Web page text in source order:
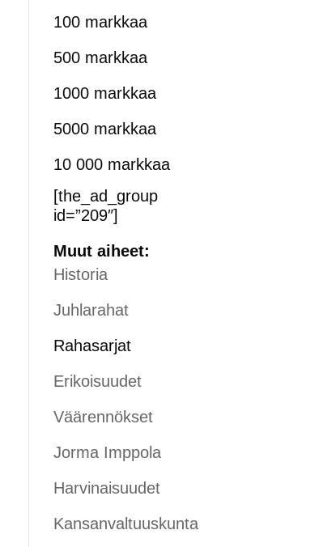
100 markkaa
500 markkaa
1000 markkaa
5000 markkaa
10 000 markkaa
[the_ad_group
id=”209″]
Muut aiheet:
Historia
Juhlarahat
Rahasarjat
Erikoisuudet
Väärennökset
Jorma Imppola
Harvinaisuudet
Kansanvaltuuskunta